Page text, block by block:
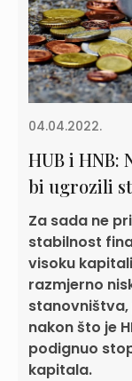
04.04.2022.
HUB i HNB:
bi ugrozili
Za sada ne
stabilnost
visoku
razmjerno
stanovništva,
nakon što je
podignuo
kapitala.